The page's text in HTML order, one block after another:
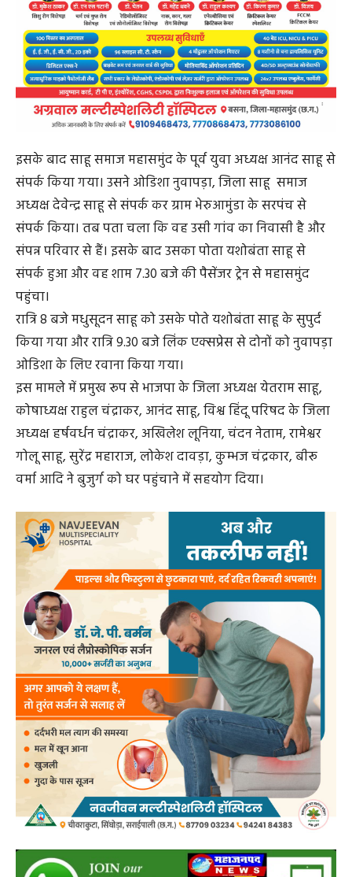
इसके बाद साहू समाज महासमुंद के पूर्व युवा अध्यक्ष आनंद साहू से
संपर्क किया गया। उसने ओडिशा नुवापड़ा, जिला साहू समाज
अध्यक्ष देवेन्द्र साहू से संपर्क कर ग्राम भेरुआमुंडा के सरपंच से
संपर्क किया। तब पता चला कि वह उसी गांव का निवासी है और
संपन्न परिवार से हैं। इसके बाद उसका पोता यशोबंता साहू से
संपर्क हुआ और वह शाम 7.30 बजे की पैसेंजर ट्रेन से महासमुंद
पहुंचा।
रात्रि 8 बजे मधुसूदन साहू को उसके पोते यशोबंता साहू के सुपुर्द
किया गया और रात्रि 9.30 बजे लिंक एक्सप्रेस से दोनों को नुवापड़ा
ओडिशा के लिए रवाना किया गया।
इस मामले में प्रमुख रूप से भाजपा के जिला अध्यक्ष येतराम साहू,
कोषाध्यक्ष राहुल चंद्राकर, आनंद साहू, विश्व हिंदू परिषद के जिला
अध्यक्ष हर्षवर्धन चंद्राकर, अखिलेश लूनिया, चंदन नेताम, रामेश्वर
गोलू साहू, सुरेंद्र महाराज, लोकेश दावड़ा, कुम्भज चंद्रकार, बीरू
वर्मा आदि ने बुजुर्ग को घर पहुंचाने में सहयोग दिया।